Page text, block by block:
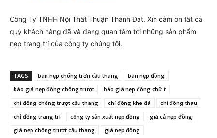
Công Ty TNHH Nội Thất Thuận Thành Đạt. Xin cảm ơn tất cả
quý khách hàng đã và đang quan tâm tới những sản phẩm
nẹp trang trí của công ty chúng tôi.
TAGS bán nẹp chống trơn cầu thang
bán nẹp đồng
báo giá nẹp đồng chống trượt
báo giá nẹp đồng chữ t
chỉ đồng chống trượt cầu thang
chỉ đồng khe đá
chỉ đồng thau
chỉ đồng trang trí
công ty sản xuất nẹp đồng
giá cả nẹp đồng
giá nẹp chống trượt cầu thang
giá nẹp đồng